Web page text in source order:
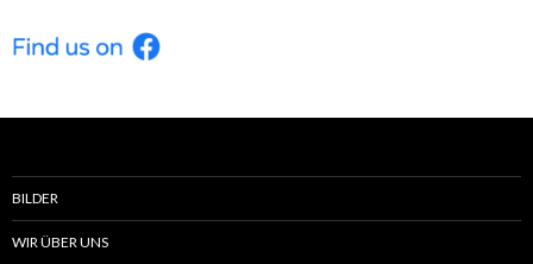
BILDER
WIR ÜBER UNS